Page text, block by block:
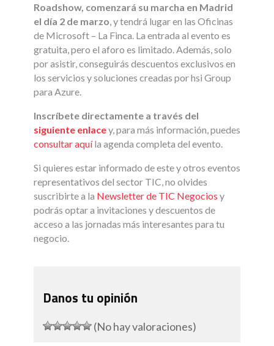
Roadshow, comenzará su marcha en Madrid
el día 2 de marzo, y tendrá lugar en las Oficinas
de Microsoft – La Finca. La entrada al evento es
gratuita, pero el aforo es limitado. Además, solo
por asistir, conseguirás descuentos exclusivos en
los servicios y soluciones creadas por hsi Group
para Azure.
Inscríbete directamente a través del
siguiente enlacey, para más información, puedes
consultar aquíla agenda completa del evento.
Si quieres estar informado de este y otros eventos
representativos del sector TIC, no olvides
suscribirte a la Newsletter de TIC Negocios y
podrás optar a invitaciones y descuentos de
acceso a las jornadas más interesantes para tu
negocio.
Danos tu opinión
(No hay valoraciones)